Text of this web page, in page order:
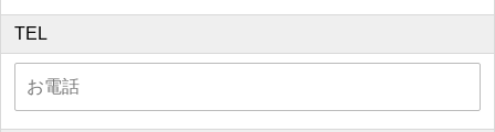
TEL